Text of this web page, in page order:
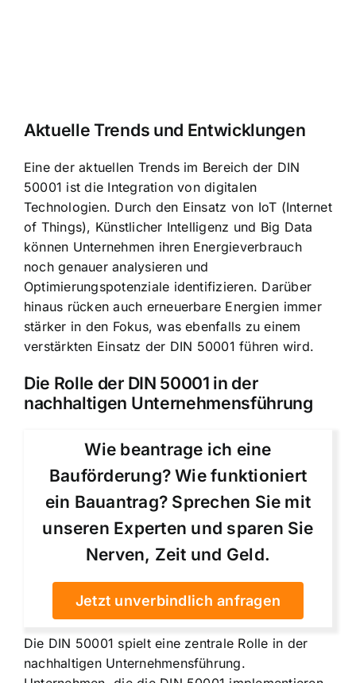
Aktuelle Trends und Entwicklungen
Eine der aktuellen Trends im Bereich der DIN
50001 ist die Integration von digitalen
Technologien. Durch den Einsatz von IoT (Internet
of Things), Künstlicher Intelligenz und Big Data
können Unternehmen ihren Energieverbrauch
noch genauer analysieren und
Optimierungspotenziale identifizieren. Darüber
hinaus rücken auch erneuerbare Energien immer
stärker in den Fokus, was ebenfalls zu einem
verstärkten Einsatz der DIN 50001 führen wird.
Die Rolle der DIN 50001 in der
nachhaltigen Unternehmensführung
Wie beantrage ich eine
Bauförderung? Wie funktioniert
ein Bauantrag? Sprechen Sie mit
unseren Experten und sparen Sie
Nerven, Zeit und Geld.
Jetzt unverbindlich anfragen
Die DIN 50001 spielt eine zentrale Rolle in der
nachhaltigen Unternehmensführung.